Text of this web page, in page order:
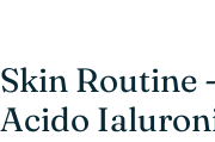
Skin Routine
Acido